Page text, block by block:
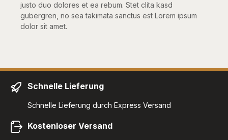
justo duo dolores et ea rebum. Stet clita kasd
gubergren, no sea takimata sanctus est Lorem ipsum
dolor sit amet.
Schnelle Lieferung
Schnelle Lieferung durch Express Versand
Kostenloser Versand